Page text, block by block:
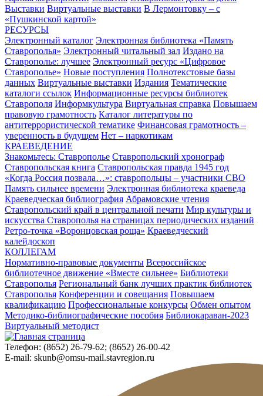
Выставки Виртуальные выставки В Лермонтовку – с
«Пушкинской картой»
РЕСУРСЫ
Электронный каталог Электронная библиотека «Память
Ставрополья» Электронный читальный зал Издано на
Ставрополье: лучшее Электронный ресурс «Цифровое
Ставрополье» Новые поступления Полнотекстовые базы
данных Виртуальные выставки Издания Тематические
каталоги ссылок Информационные ресурсы библиотек
Ставрополя Информкультура Виртуальная справка Повышаем
правовую грамотность Каталог литературы по
антитеррористической тематике Финансовая грамотность –
уверенность в будущем Нет – наркотикам
КРАЕВЕДЕНИЕ
Знакомьтесь: Ставрополье Ставропольский хронограф
Ставропольская книга Ставропольская правда 1945 год
«Когда Россия позвала…»: ставропольцы – участники СВО
Память сильнее времени Электронная библиотека краеведа
Краеведческая библиография Абрамовские чтения
Ставропольский край в центральной печати Мир культуры и
искусства Ставрополья на страницах периодических изданий
Ретро-точка «Воронцовская роща» Краеведческий
калейдоскоп
КОЛЛЕГАМ
Нормативно-правовые документы Всероссийское
библиотечное движение «Вместе сильнее» Библиотеки
Ставрополья Региональный банк лучших практик библиотек
Ставрополья Конференции и совещания Повышаем
квалификацию Профессиональные конкурсы Обмен опытом
Методико-библиографические пособия Библиокараван-2023
Виртуальный методист
Телефон: (8652) 26-79-62; (8652) 26-00-42
E-mail: skunb@omsu-mail.stavregion.ru